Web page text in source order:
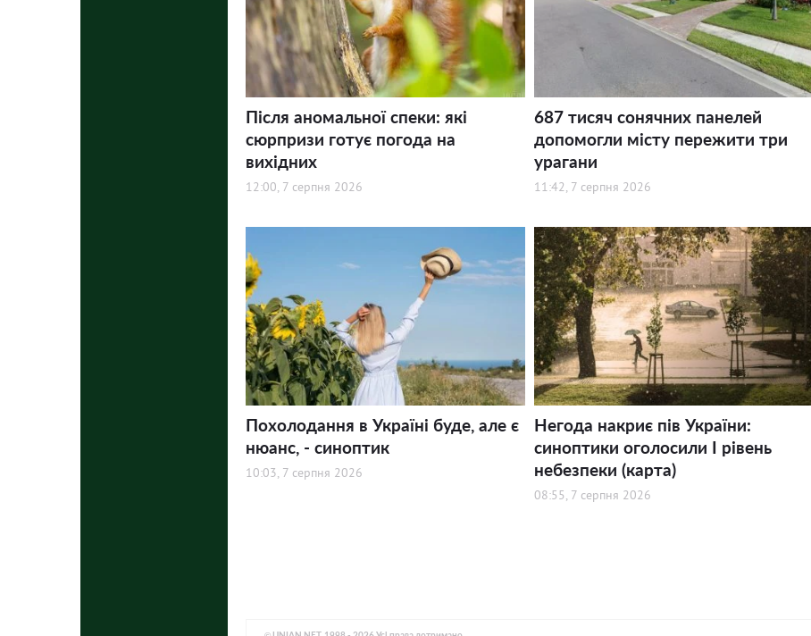
Після аномальної спеки: які
сюрпризи готує погода на
вихідних
12:00, 7 серпня 2026
687 тисяч сонячних панелей
допомогли місту пережити три
урагани
11:42, 7 серпня 2026
Похолодання в Україні буде, але є
нюанс, - синоптик
10:03, 7 серпня 2026
Негода накриє пів України:
синоптики оголосили І рівень
небезпеки (карта)
08:55, 7 серпня 2026